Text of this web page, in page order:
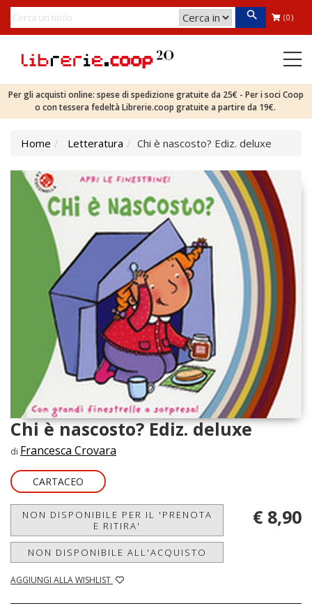
(0)
Per gli acquisti online: spese di spedizione gratuite da 25€ - Per i soci Coop
o con tessera fedeltà Librerie.coop gratuite a partire da 19€.
Home Letteratura Chi è nascosto? Ediz. deluxe
Chi è nascosto? Ediz. deluxe
di Francesca Crovara
CARTACEO
NON DISPONIBILE PER IL 'PRENOTA
E RITIRA'
NON DISPONIBILE ALL'ACQUISTO
AGGIUNGI ALLA WISHLIST
€ 8,90